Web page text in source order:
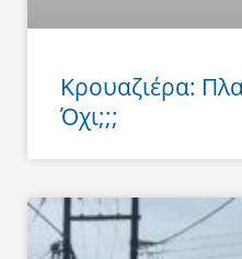
Κρουαζιέρα:
Όχι;;;